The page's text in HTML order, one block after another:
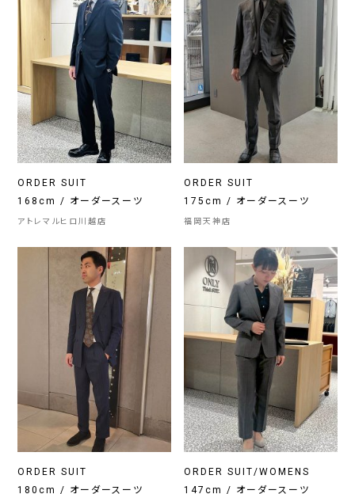
ORDER SUIT
168cm / オーダースーツ
アトレマルヒロ川越店
ORDER SUIT
175cm / オーダースーツ
福岡天神店
ORDER SUIT
180cm / オーダースーツ
ORDER SUIT/WOMENS
147cm / オーダースーツ